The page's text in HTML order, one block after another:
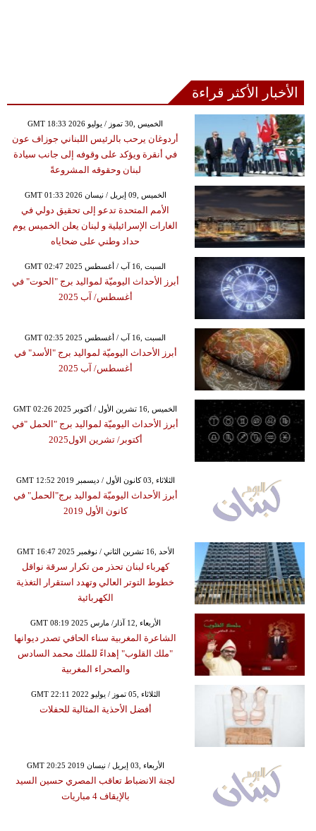
الأخبار الأكثر قراءة
GMT 18:33 2026 الخميس ,30 تموز / يوليو
أردوغان يرحب بالرئيس اللبناني جوزاف عون
في أنقرة ويؤكد على وقوفه إلى جانب سيادة
لبنان وحقوقه المشروعةً
GMT 01:33 2026 الخميس ,09 إبريل / نيسان
الأمم المتحدة تدعو إلى تحقيق دولي في
الغارات الإسرائيلية و لبنان يعلن الخميس يوم
حداد وطني على ضحاياه
GMT 02:47 2025 السبت ,16 آب / أغسطس
أبرز الأحداث اليوميّة لمواليد برج "الحوت" في
أغسطس/ آب 2025
GMT 02:35 2025 السبت ,16 آب / أغسطس
أبرز الأحداث اليوميّة لمواليد برج "الأسد" في
أغسطس/ آب 2025
GMT 02:26 2025 الخميس ,16 تشرين الأول / أكتوبر
أبرز الأحداث اليوميّة لمواليد برج "الحمل "في
أكتوبر/ تشرين الاول2025
GMT 12:52 2019 الثلاثاء ,03 كانون الأول / ديسمبر
أبرز الأحداث اليوميّة لمواليد برج"الحمل" في
كانون الأول 2019
GMT 16:47 2025 الأحد ,16 تشرين الثاني / نوفمبر
كهرباء لبنان تحذر من تكرار سرقة نواقل
خطوط التوتر العالي وتهدد استقرار التغذية
الكهربائية
GMT 08:19 2025 الأربعاء ,12 آذار/ مارس
الشاعرة المغربية سناء الحافي تصدر ديوانها
"ملك القلوب" إهداءً للملك محمد السادس
والصحراء المغربية
GMT 22:11 2022 الثلاثاء ,05 تموز / يوليو
أفضل الأحذية المثالية للحفلات
GMT 20:25 2019 الأربعاء ,03 إبريل / نيسان
لجنة الانضباط تعاقب المصري حسين السيد
بالإيقاف 4 مباريات